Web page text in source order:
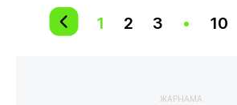
1 2 3 • 10
ЖАРНАМА